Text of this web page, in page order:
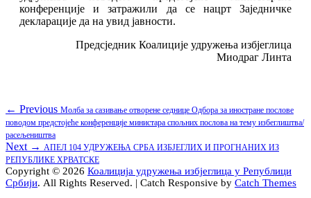
конференције и затражили да се нацрт Заједничке
декларације да на увид јавности.
Предсједник Коалиције удружења избјеглица
Миодраг Линта
Кретање
чланка
← Previous Previous
post:
Молба за сазивање отворене седнице Одбора за иностране послове
поводом предстојеће конференције министара спољних послова на тему избеглиштва/
расељеништва
Next → Next
post:
АПЕЛ 104 УДРУЖЕЊА СРБА ИЗБЈЕГЛИХ И ПРОГНАНИХ ИЗ
РЕПУБЛИКЕ ХРВАТСКЕ
Copyright © 2026 Коалиција удружења избјеглица у Републици
Србији. All Rights Reserved. | Catch Responsive by Catch Themes